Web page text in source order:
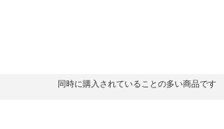
同時に購入されていることの多い商品です